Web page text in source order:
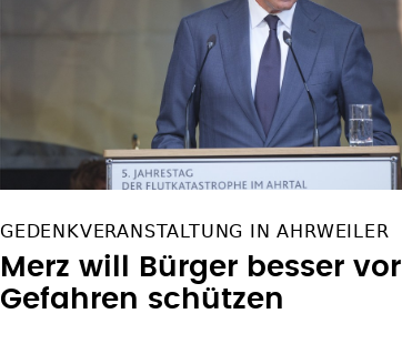
GEDENKVERANSTALTUNG IN AHRWEILER
Merz will Bürger besser vor
Gefahren schützen